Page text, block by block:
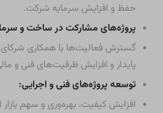
حفظ و افزایش سرمایه شرکت.
پروژه‌های مشارکت در ساخت و
گسترش فعالیت‌ها با همکاری
پایدار و افزایش ظرفیت‌های فنی و
توسعه پروژه‌های فنی و اجرایی:
افزایش کیفیت، بهره‌وری و سهم بازار